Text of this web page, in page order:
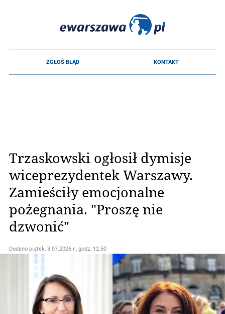
Trzaskowski ogłosił dymisje
wiceprezydentek Warszawy.
Zamieściły emocjonalne
pożegnania. "Proszę nie
dzwonić"
Dodano piątek, 3.07.2026 r., godz. 12.50